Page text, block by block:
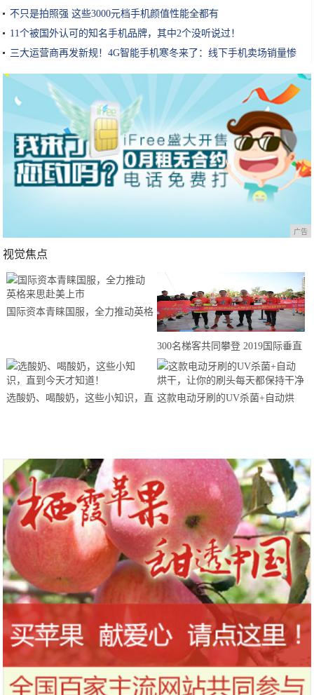
不只是拍照强 这些3000元档手机颜值性能全都有
11个被国外认可的知名手机品牌，其中2个没听说过！
三大运营商再发新规！4G智能手机寒冬来了：线下手机卖场销量惨
淡
广告
视觉焦点
国际资本青睐国服，全力推动英格
300名梯客共同攀登 2019国际垂直
马拉松超级精英赛顺德海骏达中心
站欢乐开跑
选酸奶、喝酸奶，这些小知识，直 这款电动牙刷的UV杀菌+自动烘